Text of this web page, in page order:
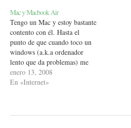
en colaboración con mi
universidad, la UPM. Además
he estado diseñando a…
Mac y Macbook Air
Tengo un Mac y estoy bastante
contento con él. Hasta el
punto de que cuando toco un
windows (a.k.a ordenador
lento que da problemas) me
desespero. Lo tengo desde
septiembre y no, no tengo
enero 13, 2008
En «Internet»